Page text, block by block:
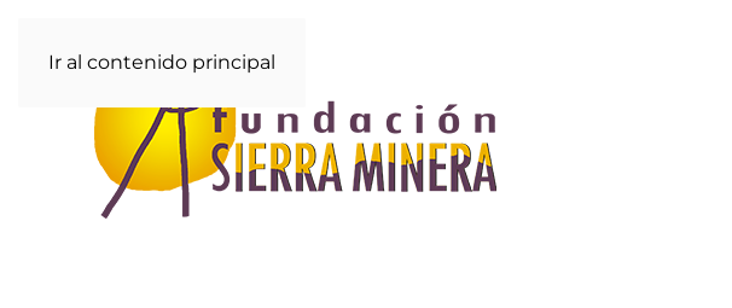
Ir al contenido principal